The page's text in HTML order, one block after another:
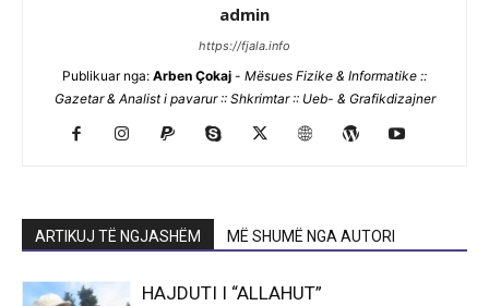
admin
https://fjala.info
Publikuar nga: Arben Çokaj - Mësues Fizike & Informatike ::
Gazetar & Analist i pavarur :: Shkrimtar :: Ueb- & Grafikdizajner
ARTIKUJ TË NGJASHËM MË SHUMË NGA AUTORI
HAJDUTI I “ALLAHUT”